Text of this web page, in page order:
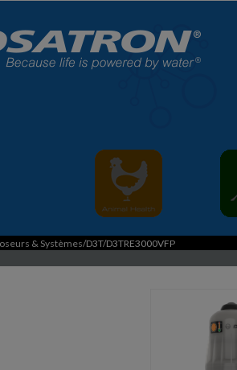
& Systèmes/D3T/D3TRE3000VFP